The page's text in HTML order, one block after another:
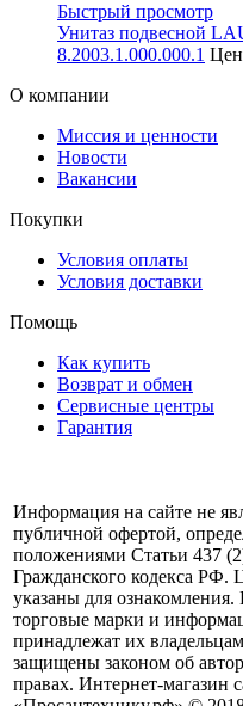
Быстрый просмотр
Унитаз подвесной
8.2003.1.000.000.1
О компании
Миссия и ценности
Новости
Вакансии
Покупки
Условия оплаты
Условия доставки
Помощь
Как купить
Возврат и обмен
Сервисные центры
Гарантия
Информация на сайте не
публичной офертой,
положениями Статьи 437
Гражданского кодекса РФ.
указаны для ознакомления.
торговые марки и
принадлежат их
защищены законом об
правах. Интернет-магазин